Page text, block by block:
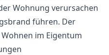
Wohnung verursachen
führen. Der
im Eigentum